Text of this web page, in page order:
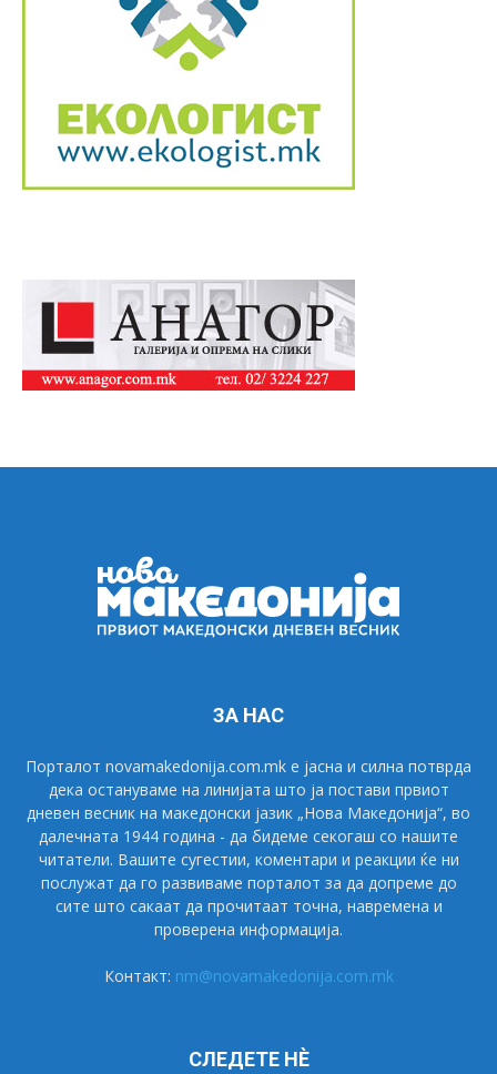
ЗА НАС
Порталот novamakedonija.com.mk е јасна и силна потврда
дека остануваме на линијата што ја постави првиот
дневен весник на македонски јазик „Нова Македонија“, во
далечната 1944 година - да бидеме секогаш со нашите
читатели. Вашите сугестии, коментари и реакции ќе ни
послужат да го развиваме порталот за да допреме до
сите што сакаат да прочитаат точна, навремена и
проверена информација.
Контакт: nm@novamakedonija.com.mk
СЛЕДЕТЕ НÈ